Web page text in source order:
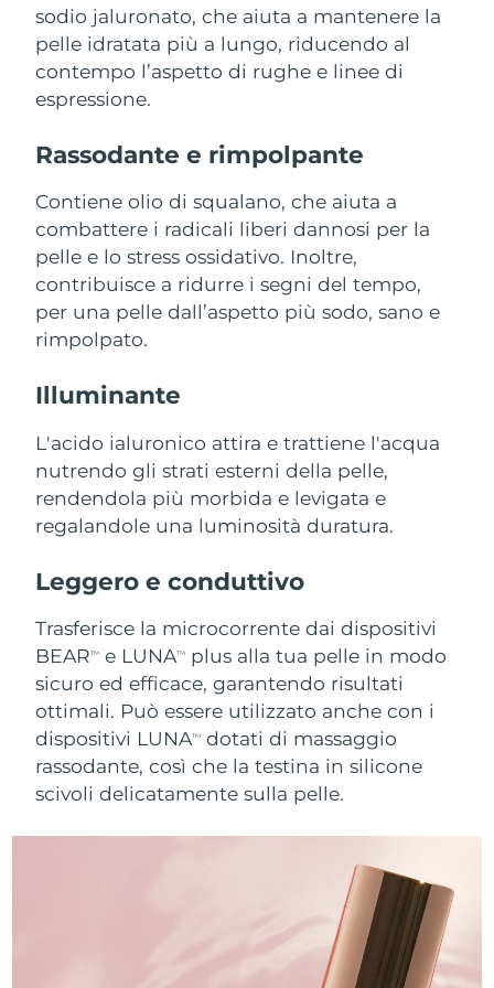
sodio jaluronato, che aiuta a mantenere la
pelle idratata più a lungo, riducendo al
contempo l’aspetto di rughe e linee di
espressione.
Rassodante e rimpolpante
Contiene olio di squalano, che aiuta a
combattere i radicali liberi dannosi per la
pelle e lo stress ossidativo. Inoltre,
contribuisce a ridurre i segni del tempo,
per una pelle dall’aspetto più sodo, sano e
rimpolpato.
Illuminante
L'acido ialuronico attira e trattiene l'acqua
nutrendo gli strati esterni della pelle,
rendendola più morbida e levigata e
regalandole una luminosità duratura.
Leggero e conduttivo
Trasferisce la microcorrente dai dispositivi
BEARTM e LUNATM
plus alla tua pelle in modo
sicuro ed efficace, garantendo risultati
ottimali. Può essere utilizzato anche con i
dispositivi LUNATM
dotati di massaggio
rassodante, così che la testina in silicone
scivoli delicatamente sulla pelle.
For healthy hair
18% PAP
Cosmetici Uomini
Vedi tutto
APP FOREO
CHI SIAMO
Israele Consegna stimata 8/13/26
Italia Consegna stimata
Kazakistan Consegna stimata 8/11/26
Kuwait Consegna stimata8/9/26
Lettonia
Libano
Lituania Consegna stimata8/9/26
Lussemburgo Consegna stimata
RAS di Macao
Malaysia Consegna stimata
Malta Consegna stimata 8/9/26
Messico Consegna stimata 8/13/26
Monaco Consegna stimata
Paesi Bassi Consegna stimata
Consegna stimata8/9/26
Consegna stimata 8/12/26